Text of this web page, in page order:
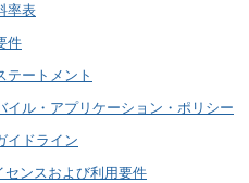
率表
件
テートメント
ル・アプリケーション・ポリシー
イドライン
センスおよび利用要件